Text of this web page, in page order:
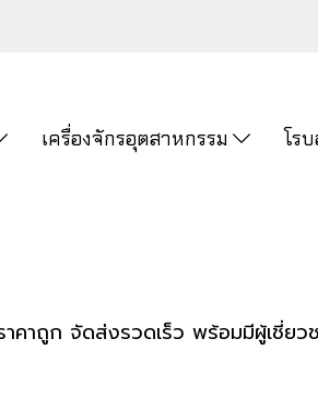
เครื่องจักรอุตสาหกรรม โร
าถูก จัดส่งรวดเร็ว พร้อมมีผู้เชี่ยว